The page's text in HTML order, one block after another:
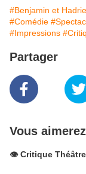
#Benjamin et
#Comédie
#Impressions
Partager
Vous
👁️ Critique